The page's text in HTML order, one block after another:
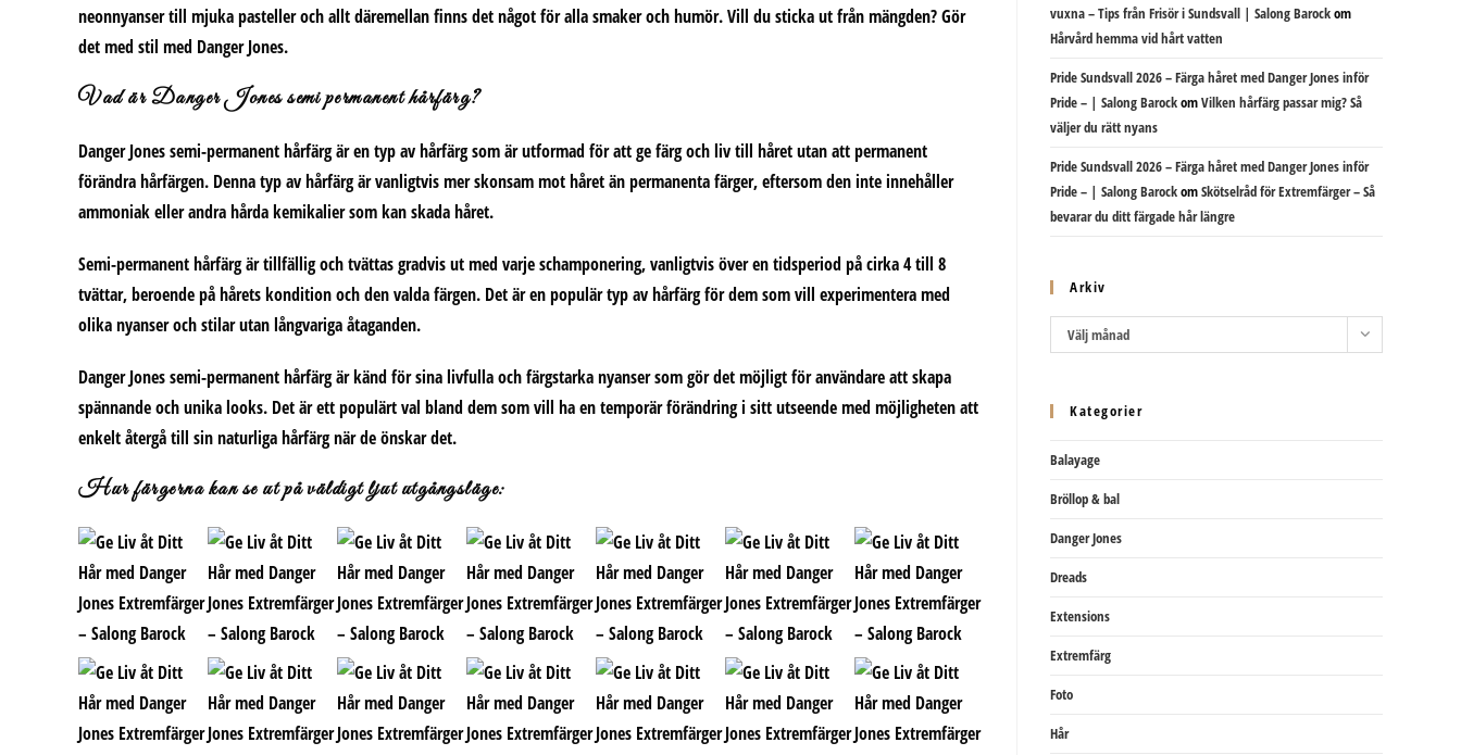
neonnyanser till mjuka pasteller och allt däremellan finns det något för alla smaker och humör. Vill du sticka ut från mängden? Gör
det med stil med Danger Jones.
Vad är Danger Jones semi permanent hårfärg?
Danger Jones semi-permanent hårfärg är en typ av hårfärg som är utformad för att ge färg och liv till håret utan att permanent
förändra hårfärgen. Denna typ av hårfärg är vanligtvis mer skonsam mot håret än permanenta färger, eftersom den inte innehåller
ammoniak eller andra hårda kemikalier som kan skada håret.
Semi-permanent hårfärg är tillfällig och tvättas gradvis ut med varje schamponering, vanligtvis över en tidsperiod på cirka 4 till 8
tvättar, beroende på hårets kondition och den valda färgen. Det är en populär typ av hårfärg för dem som vill experimentera med
olika nyanser och stilar utan långvariga åtaganden.
Danger Jones semi-permanent hårfärg är känd för sina livfulla och färgstarka nyanser som gör det möjligt för användare att skapa
spännande och unika looks. Det är ett populärt val bland dem som vill ha en temporär förändring i sitt utseende med möjligheten att
enkelt återgå till sin naturliga hårfärg när de önskar det.
Hur färgerna kan se ut på väldigt ljut utgångsläge:
vuxna – Tips från Frisör i Sundsvall | Salong Barockom
Hårvård hemma vid hårt vatten
Pride Sundsvall 2026 – Färga håret med Danger Jones inför
Pride – | Salong BarockomVilken hårfärg passar mig? Så
väljer du rätt nyans
Pride Sundsvall 2026 – Färga håret med Danger Jones inför
Pride – | Salong BarockomSkötselråd för Extremfärger – Så
bevarar du ditt färgade hår längre
Arkiv
ArkivVälj månad
Kategorier
Balayage
Bröllop & bal
Danger Jones
Dreads
Extensions
Extremfärg
Foto
Hår